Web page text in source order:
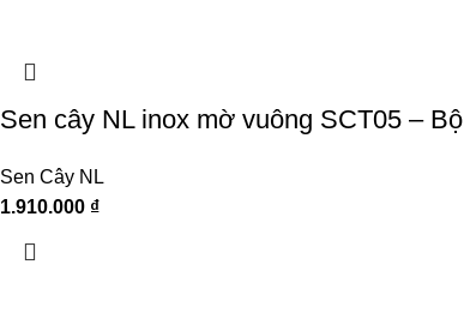
Sen cây NL inox mờ vuông SCT05 – Bộ
Sen Cây NL
1.910.000 ₫